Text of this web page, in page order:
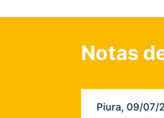
Notas
Piura, 09/07/